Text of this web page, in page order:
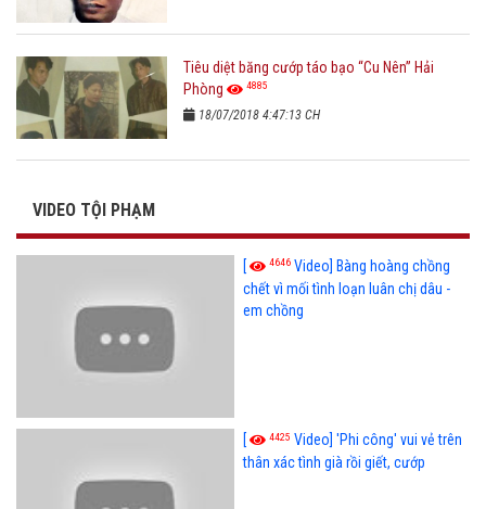
Tiêu diệt băng cướp táo bạo “Cu Nên” Hải
Phòng
4885
18/07/2018 4:47:13 CH
VIDEO TỘI PHẠM
[ 4646 Video] Bàng hoàng chồng
chết vì mối tình loạn luân chị dâu -
em chồng
[ 4425 Video] 'Phi công' vui vẻ trên
thân xác tình già rồi giết, cướp